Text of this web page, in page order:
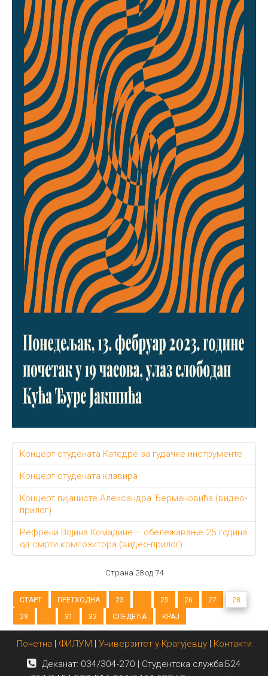
Концерт студената Катедре за гудачке инструменте
Концерт студената клавира
Концерт пијанисте Александра Ђeрмановића (видео-
прилог)
Рефрени Војина Комадине – обележавање 25 година
од смрти композитора (видео-прилог)
Страна 28 од 74
СТАРТ ПРЕТХОДНА 23 ... 25 26 27
28
29
... 31 32 СЛЕДЕЋА КРАЈ
Почетна | ФИЛУМ | Универзитет у Крагујевцу| Контакти
Деканат: 034/304-270 | Студентска служба:Б24